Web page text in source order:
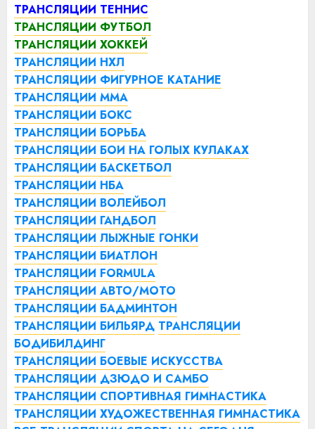
ТРАНСЛЯЦИИ ТЕННИС
ТРАНСЛЯЦИИ ФУТБОЛ
ТРАНСЛЯЦИИ ХОККЕЙ
ТРАНСЛЯЦИИ НХЛ
ТРАНСЛЯЦИИ ФИГУРНОЕ КАТАНИЕ
ТРАНСЛЯЦИИ ММА
ТРАНСЛЯЦИИ БОКС
ТРАНСЛЯЦИИ БОРЬБА
ТРАНСЛЯЦИИ БОИ НА ГОЛЫХ КУЛАКАХ
ТРАНСЛЯЦИИ БАСКЕТБОЛ
ТРАНСЛЯЦИИ НБА
ТРАНСЛЯЦИИ ВОЛЕЙБОЛ
ТРАНСЛЯЦИИ ГАНДБОЛ
ТРАНСЛЯЦИИ ЛЫЖНЫЕ ГОНКИ
ТРАНСЛЯЦИИ БИАТЛОН
ТРАНСЛЯЦИИ FORMULA
ТРАНСЛЯЦИИ АВТО/МОТО
ТРАНСЛЯЦИИ БАДМИНТОН
ТРАНСЛЯЦИИ БИЛЬЯРД ТРАНСЛЯЦИИ
БОДИБИЛДИНГ
ТРАНСЛЯЦИИ БОЕВЫЕ ИСКУССТВА
ТРАНСЛЯЦИИ ДЗЮДО И САМБО
ТРАНСЛЯЦИИ СПОРТИВНАЯ ГИМНАСТИКА
ТРАНСЛЯЦИИ ХУДОЖЕСТВЕННАЯ ГИМНАСТИКА